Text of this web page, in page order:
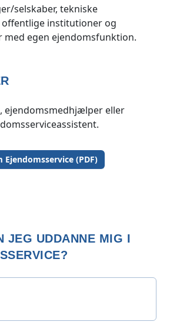
selskaber, tekniske
institutioner og
med egen ejendomsfunktion.
ejendomsmedhjælper eller
(PDF)
JEG UDDANNE MIG I